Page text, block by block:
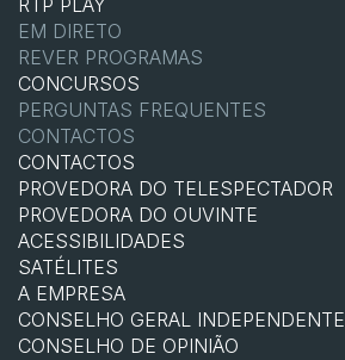
EM DIRETO
REVER PROGRAMAS
CONCURSOS
PERGUNTAS FREQUENTES
CONTACTOS
CONTACTOS
PROVEDORA DO TELESPECTADOR
PROVEDORA DO OUVINTE
ACESSIBILIDADES
SATÉLITES
A EMPRESA
CONSELHO GERAL INDEPENDENTE
CONSELHO DE OPINIÃO